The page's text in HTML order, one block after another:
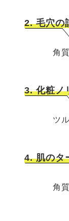
2. 毛穴の
角質
3. 化粧ノ
ツル
4. 肌のタ
角質